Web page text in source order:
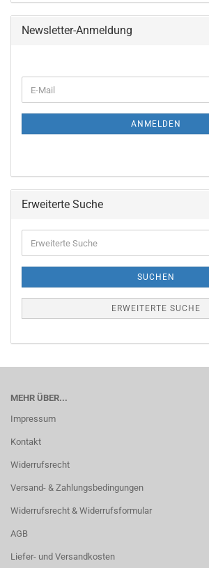
Newsletter-Anmeldung
ZUR
E-
Mail
ANMELDEN
Erweiterte Suche
Suche
SUCHEN
ERWEITERTE SUCHE
MEHR ÜBER...
Impressum
Kontakt
Widerrufsrecht
Versand- & Zahlungsbedingungen
Widerrufsrecht & Widerrufsformular
AGB
Liefer- und Versandkosten